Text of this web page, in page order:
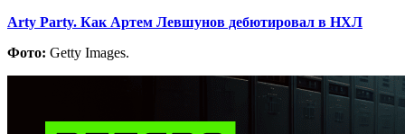
Arty Party. Как Артем Левшунов дебютировал в НХЛ
Фото: Getty Images.